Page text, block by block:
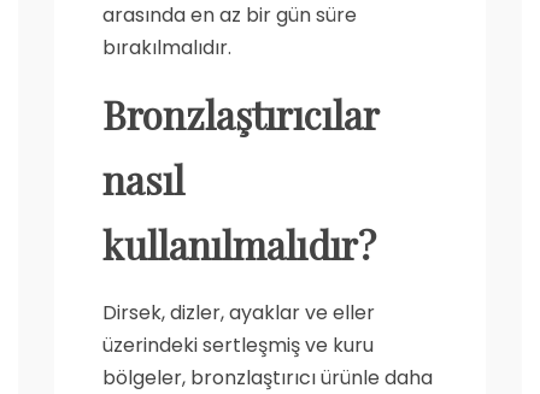
arasında en az bir gün süre
bırakılmalıdır.
Bronzlaştırıcılar
nasıl
kullanılmalıdır?
Dirsek, dizler, ayaklar ve eller
üzerindeki sertleşmiş ve kuru
bölgeler, bronzlaştırıcı ürünle daha